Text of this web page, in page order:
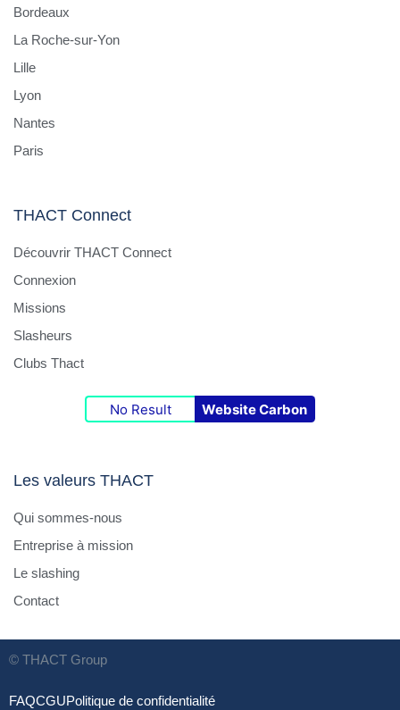
Bordeaux
La Roche-sur-Yon
Lille
Lyon
Nantes
Paris
THACT Connect
Découvrir THACT Connect
Connexion
Missions
Slasheurs
Clubs Thact
No Result Website Carbon
Les valeurs THACT
Qui sommes-nous
Entreprise à mission
Le slashing
Contact
© THACT Group
FAQCGUPolitique de confidentialité